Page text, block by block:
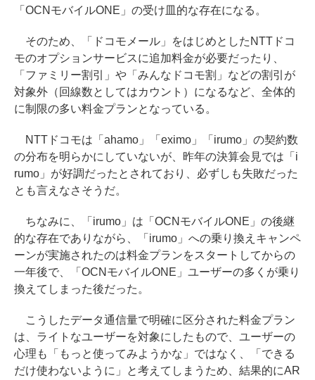
「OCNモバイルONE」の受け皿的な存在になる。
そのため、「ドコモメール」をはじめとしたNTTドコ
モのオプションサービスに追加料金が必要だったり、
「ファミリー割引」や「みんなドコモ割」などの割引が
対象外（回線数としてはカウント）になるなど、全体的
に制限の多い料金プランとなっている。
NTTドコモは「ahamo」「eximo」「irumo」の契約数
の分布を明らかにしていないが、昨年の決算会見では「i
rumo」が好調だったとされており、必ずしも失敗だった
とも言えなさそうだ。
ちなみに、「irumo」は「OCNモバイルONE」の後継
的な存在でありながら、「irumo」への乗り換えキャンペ
ーンが実施されたのは料金プランをスタートしてからの
一年後で、「OCNモバイルONE」ユーザーの多くが乗り
換えてしまった後だった。
こうしたデータ通信量で明確に区分された料金プラン
は、ライトなユーザーを対象にしたもので、ユーザーの
心理も「もっと使ってみようかな」ではなく、「できる
だけ使わないように」と考えてしまうため、結果的にAR